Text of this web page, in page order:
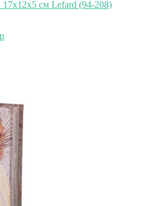
см Lefard (94-208)